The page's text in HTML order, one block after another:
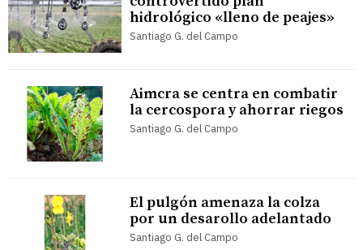
hidrológico «lleno de peajes»
Santiago G. del Campo
Aimcra se centra en combatir
la cercospora y ahorrar riegos
Santiago G. del Campo
El pulgón amenaza la colza
por un desarollo adelantado
Santiago G. del Campo